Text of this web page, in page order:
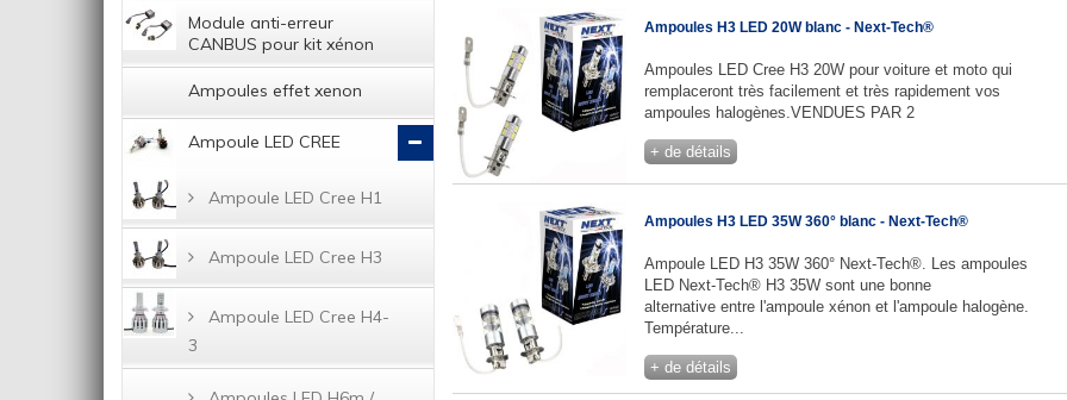
Module anti-erreur
CANBUS pour kit xénon
Ampoules effet xenon
Ampoule LED CREE
Ampoule LED Cree H1
Ampoule LED Cree H3
Ampoule LED Cree H4-
3
Ampoules H3 LED 20W blanc - Next-Tech®
Ampoules LED Cree H3 20W pour voiture et moto qui
remplaceront très facilement et très rapidement vos
ampoules halogènes.VENDUES PAR 2
+ de détails
Ampoules H3 LED 35W 360° blanc - Next-Tech®
Ampoule LED H3 35W 360° Next-Tech®. Les ampoules
LED Next-Tech® H3 35W sont une bonne
alternative entre l'ampoule xénon et l'ampoule halogène.
Température...
+ de détails